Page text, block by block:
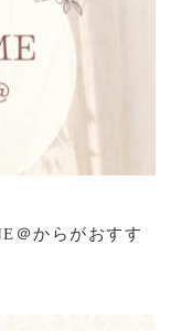
＠からがおすす